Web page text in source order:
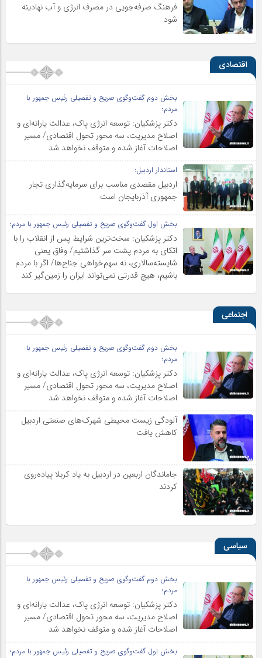
فرهنگ صرفه‌جویی در مصرف انرژی و آب نهادینه
شود
اقتصادی
بخش دوم گفت‌وگوی صریح و تفصیلی رئیس جمهور با
مردم؛
دکتر پزشکیان: توسعه انرژی پاک، عدالت یارانه‌ای و
اصلاح مدیریت، سه محور تحول اقتصادی/ مسیر
اصلاحات آغاز شده و متوقف نخواهد شد
استاندار اردبیل:
اردبیل مقصدی مناسب برای سرمایه‌گذاری تجار
جمهوری آذربایجان است
بخش اول گفت‌وگوی صریح و تفصیلی رئیس جمهور با مردم؛
دکتر پزشکیان: سخت‌ترین شرایط پس از انقلاب را با
اتکای به مردم پشت سر گذاشتیم/ وفاق یعنی
شایسته‌سالاری، نه سهم‌خواهی جناح‌ها/ اگر با مردم
باشیم، هیچ قدرتی نمی‌تواند ایران را زمین‌گیر کند
اجتماعی
بخش دوم گفت‌وگوی صریح و تفصیلی رئیس جمهور با
مردم؛
دکتر پزشکیان: توسعه انرژی پاک، عدالت یارانه‌ای و
اصلاح مدیریت، سه محور تحول اقتصادی/ مسیر
اصلاحات آغاز شده و متوقف نخواهد شد
آلودگی زیست محیطی شهرک‌های صنعتی اردبیل
کاهش یافت
جاماندگان اربعین در اردبیل به یاد کربلا پیاده‌روی
کردند
سیاسی
بخش دوم گفت‌وگوی صریح و تفصیلی رئیس جمهور با
مردم؛
دکتر پزشکیان: توسعه انرژی پاک، عدالت یارانه‌ای و
اصلاح مدیریت، سه محور تحول اقتصادی/ مسیر
اصلاحات آغاز شده و متوقف نخواهد شد
بخش اول گفت‌وگوی صریح و تفصیلی رئیس جمهور با مردم؛